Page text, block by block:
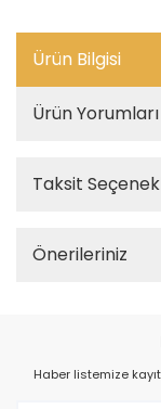
Ürün Bilgisi
Ürün Yorumları
Taksit
Önerileriniz
Haber listemize